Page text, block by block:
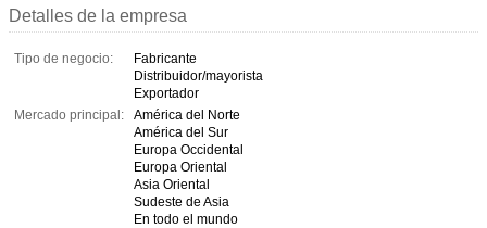
Detalles de la empresa
Tipo de negocio:
Fabricante
Distribuidor/mayorista
Exportador
Mercado principal:
América del Norte
América del Sur
Europa Occidental
Europa Oriental
Asia Oriental
Sudeste de Asia
En todo el mundo